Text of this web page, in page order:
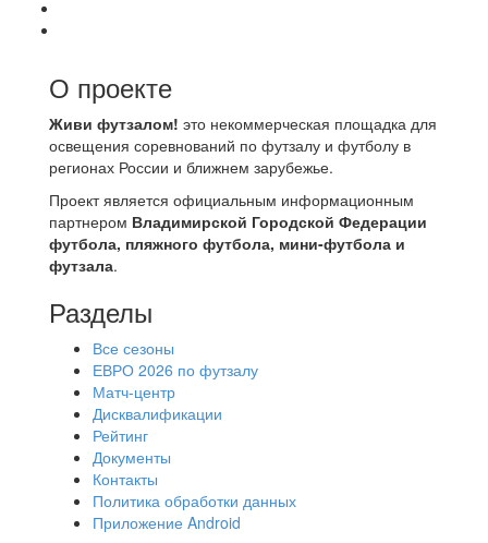
О проекте
Живи футзалом! это некоммерческая площадка для
освещения соревнований по футзалу и футболу в
регионах России и ближнем зарубежье.
Проект является официальным информационным
партнером Владимирской Городской Федерации
футбола, пляжного футбола, мини-футбола и
футзала.
Разделы
Все сезоны
ЕВРО 2026 по футзалу
Матч-центр
Дисквалификации
Рейтинг
Документы
Контакты
Политика обработки данных
Приложение Android